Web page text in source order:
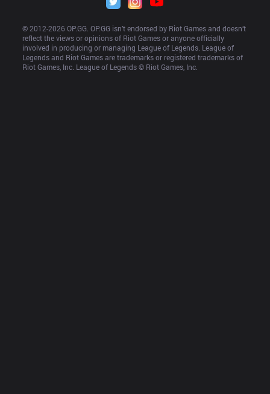
© 2012-2026 OP.GG. OP.GG isn’t endorsed by Riot Games and doesn’t
reflect the views or opinions of Riot Games or anyone officially
involved in producing or managing League of Legends. League of
Legends and Riot Games are trademarks or registered trademarks of
Riot Games, Inc. League of Legends © Riot Games, Inc.